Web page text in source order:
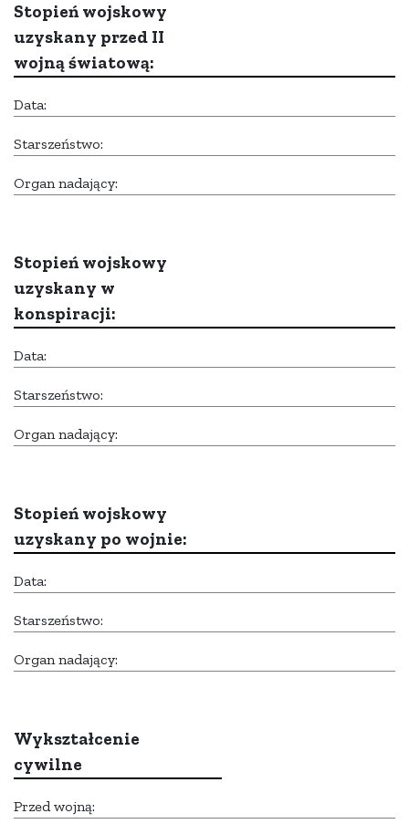
Stopień wojskowy
uzyskany przed II
wojną światową:
Data:
Starszeństwo:
Organ nadający:
Stopień wojskowy
uzyskany w
konspiracji:
Data:
Starszeństwo:
Organ nadający:
Stopień wojskowy
uzyskany po wojnie:
Data:
Starszeństwo:
Organ nadający:
Wykształcenie
cywilne
Przed wojną: